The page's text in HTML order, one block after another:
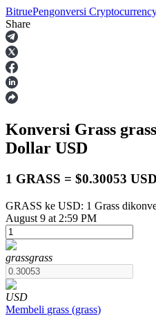
Berjangka
USDT Berjangka
BitruePengonversi
Share
Konversi Grass grass
Dollar USD
1 GRASS = $0.30053 USD
GRASS ke USD: 1 Grass
August 9 at 2:59 PM
grassgrass
USD
Membeli grass (grass)